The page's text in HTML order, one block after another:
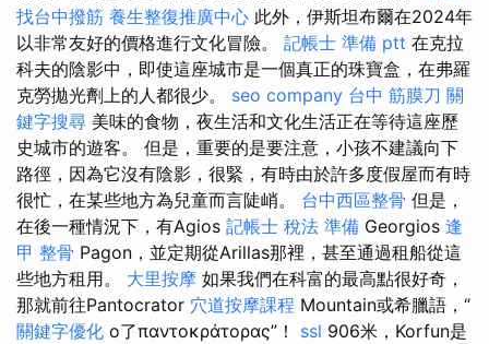
找台中撥筋 養生整復推廣中心 此外，伊斯坦布爾在2024年
以非常友好的價格進行文化冒險。 記帳士 準備 ptt 在克拉
科夫的陰影中，即使這座城市是一個真正的珠寶盒，在弗羅
克勞拋光劑上的人都很少。 seo company 台中 筋膜刀 關
鍵字搜尋 美味的食物，夜生活和文化生活正在等待這座歷
史城市的遊客。 但是，重要的是要注意，小孩不建議向下
路徑，因為它沒有陰影，很緊，有時由於許多度假屋而有時
很忙，在某些地方為兒童而言陡峭。 台中西區整骨 但是，
在後一種情況下，有Agios 記帳士 稅法 準備 Georgios 逢
甲 整骨 Pagon，並定期從Arillas那裡，甚至通過租船從這
些地方租用。 大里按摩 如果我們在科富的最高點很好奇，
那就前往Pantocrator 穴道按摩課程 Mountain或希臘語，“
關鍵字優化 o了παντοκράτορας”！ ssl 906米，Korfun是